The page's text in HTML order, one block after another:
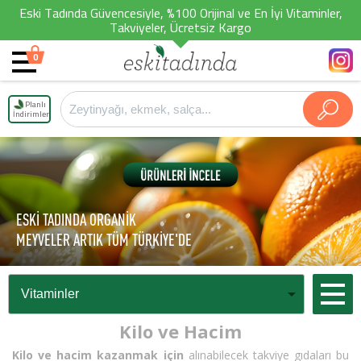
Eski Tadında Güvencesiyle, %100 Orijinal ve En İyi Vitaminler,
Takviyeler, Ücretsiz Kargo
0
Planlı
İndirimler
ESKİ TADINDA ORGANİK
MEYVELER ARTIK TÜM TÜRKİYE'DE
Kilo ve Hacim
Kilo ve hacim kazanmak için alınabilecek takviye gıdaları bu